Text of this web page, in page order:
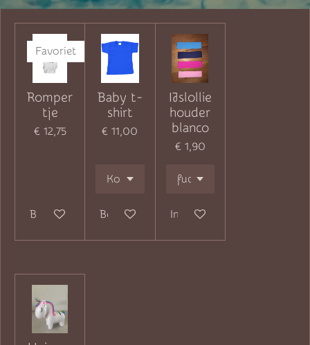
Favoriet
Romper
tje
€ 12,75
Bekijk details
Baby t-
shirt
€ 11,00
Bekijk details
IJslollie
houder
blanco
€ 1,90
In winkelwagen